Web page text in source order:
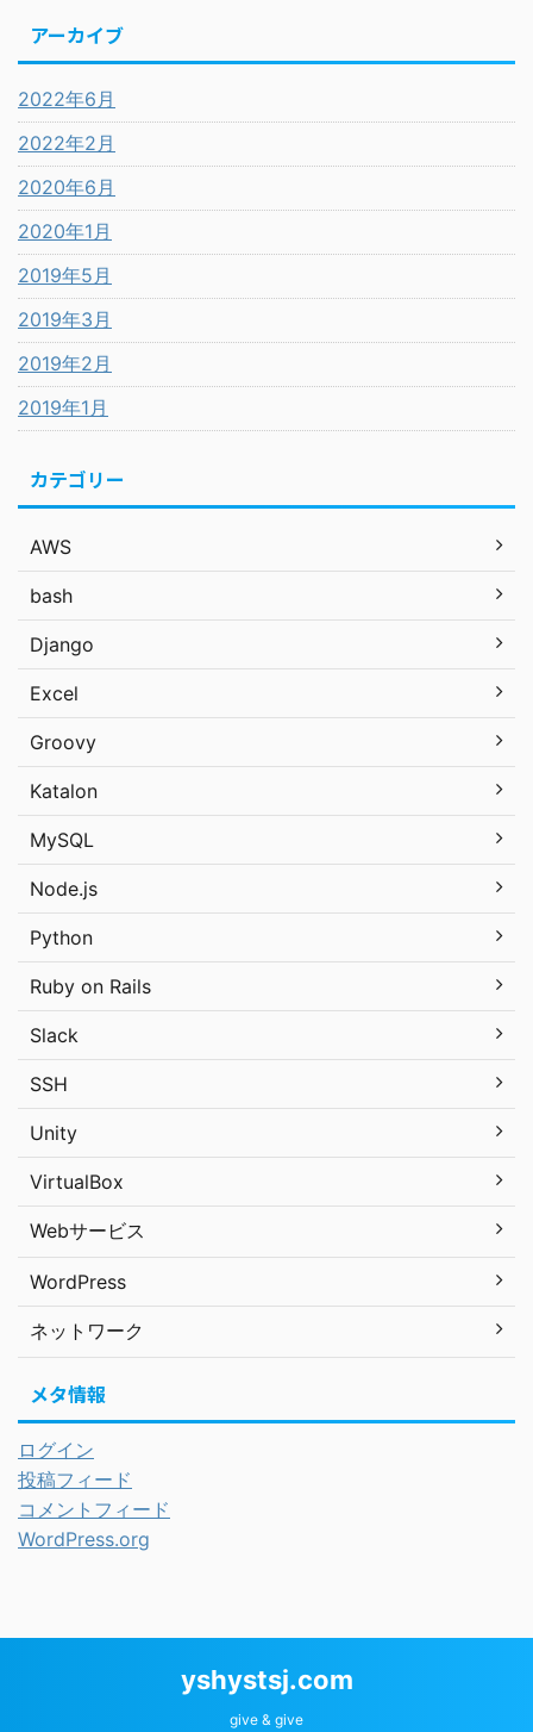
アーカイブ
2022年6月
2022年2月
2020年6月
2020年1月
2019年5月
2019年3月
2019年2月
2019年1月
カテゴリー
AWS
bash
Django
Excel
Groovy
Katalon
MySQL
Node.js
Python
Ruby on Rails
Slack
SSH
Unity
VirtualBox
Webサービス
WordPress
ネットワーク
メタ情報
ログイン
投稿フィード
コメントフィード
WordPress.org
yshystsj.com
give & give